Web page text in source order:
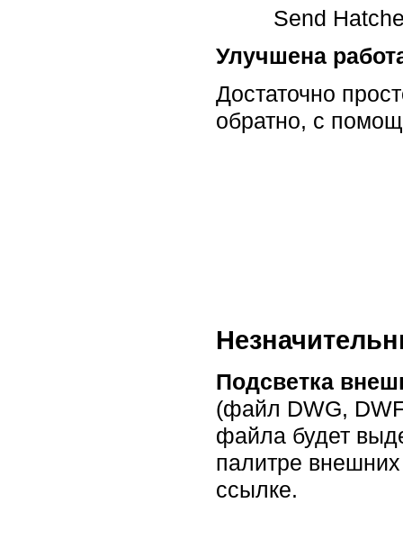
Send
Улучшена
Достаточно
обратно, с
Подсветка
(файл DWG,
файла будет
палитре
ссылке.